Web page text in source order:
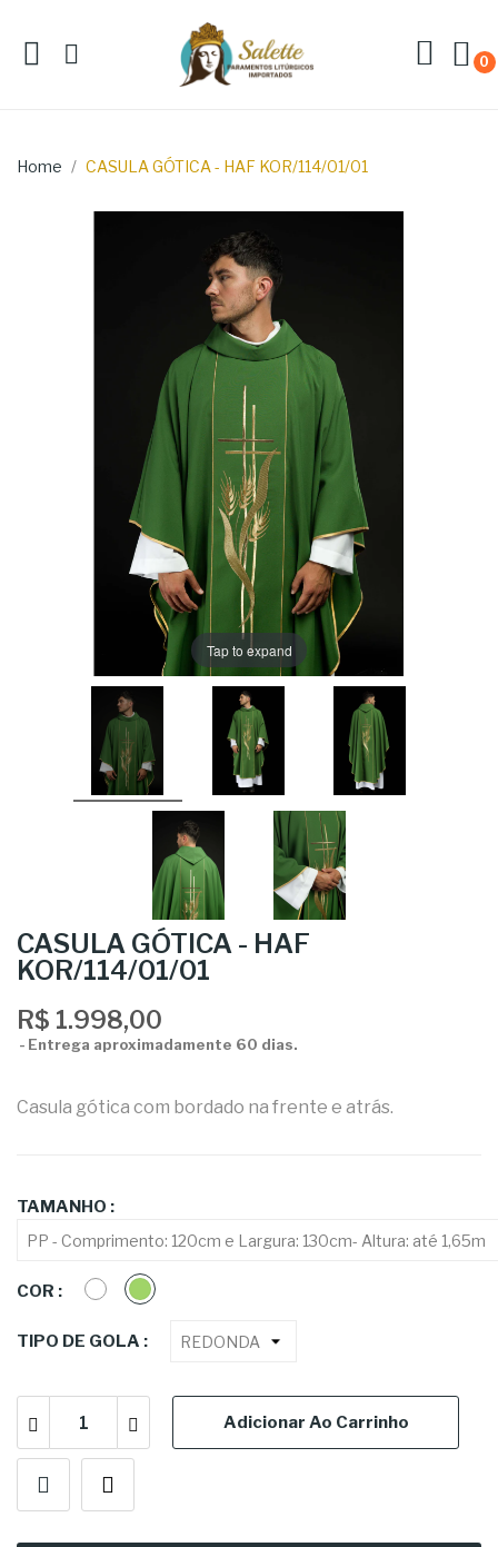
0
Home CASULA GÓTICA - HAF KOR/114/01/01
Tap to expand
CASULA GÓTICA - HAF
KOR/114/01/01
R$ 1.998,00
Entrega aproximadamente 60 dias.
Casula gótica com bordado na frente e atrás.
TAMANHO :
COR : BRANCOVERDE
TIPO DE GOLA :
Adicionar Ao Carrinho